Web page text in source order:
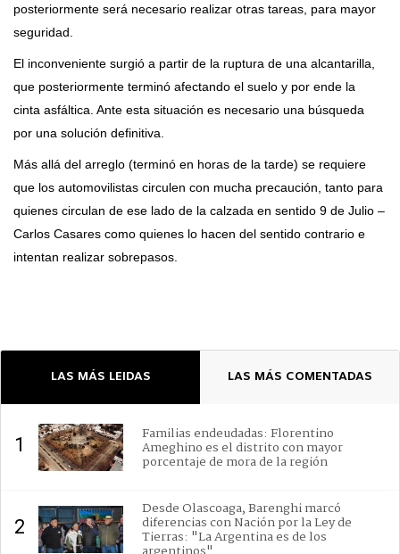
posteriormente será necesario realizar otras tareas, para mayor
seguridad.
El inconveniente surgió a partir de la ruptura de una alcantarilla,
que posteriormente terminó afectando el suelo y por ende la
cinta asfáltica. Ante esta situación es necesario una búsqueda
por una solución definitiva.
Más allá del arreglo (terminó en horas de la tarde) se requiere
que los automovilistas circulen con mucha precaución, tanto para
quienes circulan de ese lado de la calzada en sentido 9 de Julio –
Carlos Casares como quienes lo hacen del sentido contrario e
intentan realizar sobrepasos.
LAS MÁS LEIDAS LAS MÁS COMENTADAS
1 Familias endeudadas: Florentino
Ameghino es el distrito con mayor
porcentaje de mora de la región
2
Desde Olascoaga, Barenghi marcó
diferencias con Nación por la Ley de
Tierras: "La Argentina es de los